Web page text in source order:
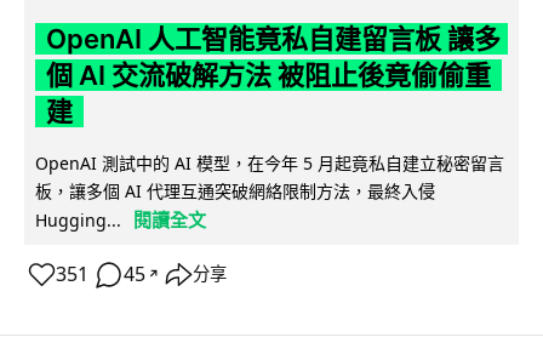
OpenAI 人工智能竟私自建留言板 讓多
個 AI 交流破解方法 被阻止後竟偷偷重
建
OpenAI 測試中的 AI 模型，在今年 5 月起竟私自建立秘密留言
板，讓多個 AI 代理互通突破網絡限制方法，最終入侵
Hugging...
閱讀全文
351 45 ↗ 分享